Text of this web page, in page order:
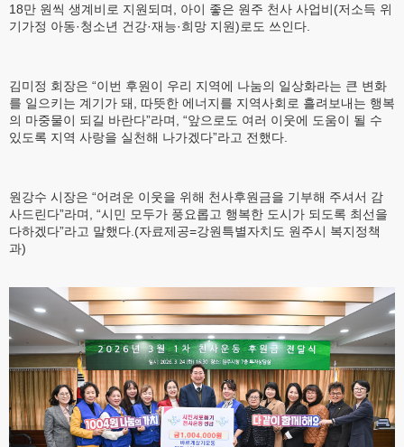
18만 원씩 생계비로 지원되며, 아이 좋은 원주 천사 사업비(저소득 위
기가정 아동·청소년 건강·재능·희망 지원)로도 쓰인다.
김미정 회장은 “이번 후원이 우리 지역에 나눔의 일상화라는 큰 변화
를 일으키는 계기가 돼, 따뜻한 에너지를 지역사회로 흘려보내는 행복
의 마중물이 되길 바란다”라며, “앞으로도 여러 이웃에 도움이 될 수
있도록 지역 사랑을 실천해 나가겠다”라고 전했다.
원강수 시장은 “어려운 이웃을 위해 천사후원금을 기부해 주셔서 감
사드린다”라며, “시민 모두가 풍요롭고 행복한 도시가 되도록 최선을
다하겠다”라고 말했다.(자료제공=강원특별자치도 원주시 복지정책
과)